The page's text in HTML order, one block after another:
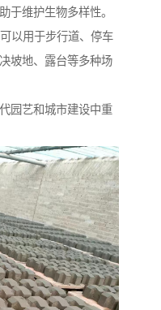
于维护生物多样性。
以用于步行道、停车
坡地、露台等多种场
园艺和城市建设中重